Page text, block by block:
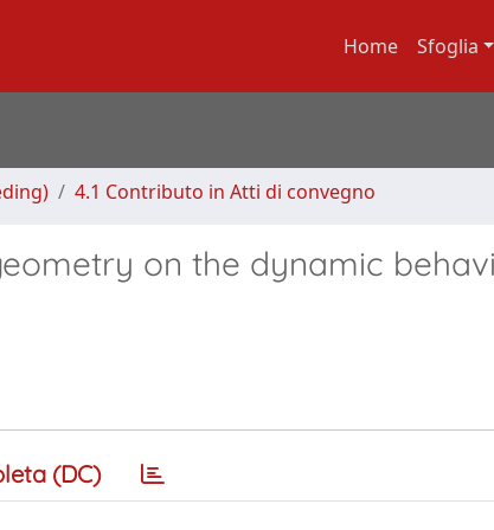
Home Sfoglia
4.1 Contributo in Atti di convegno
on the dynamic
(DC)